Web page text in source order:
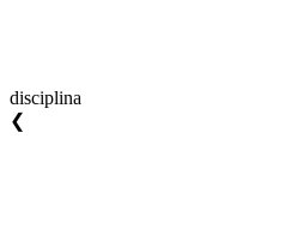
disciplina
❮